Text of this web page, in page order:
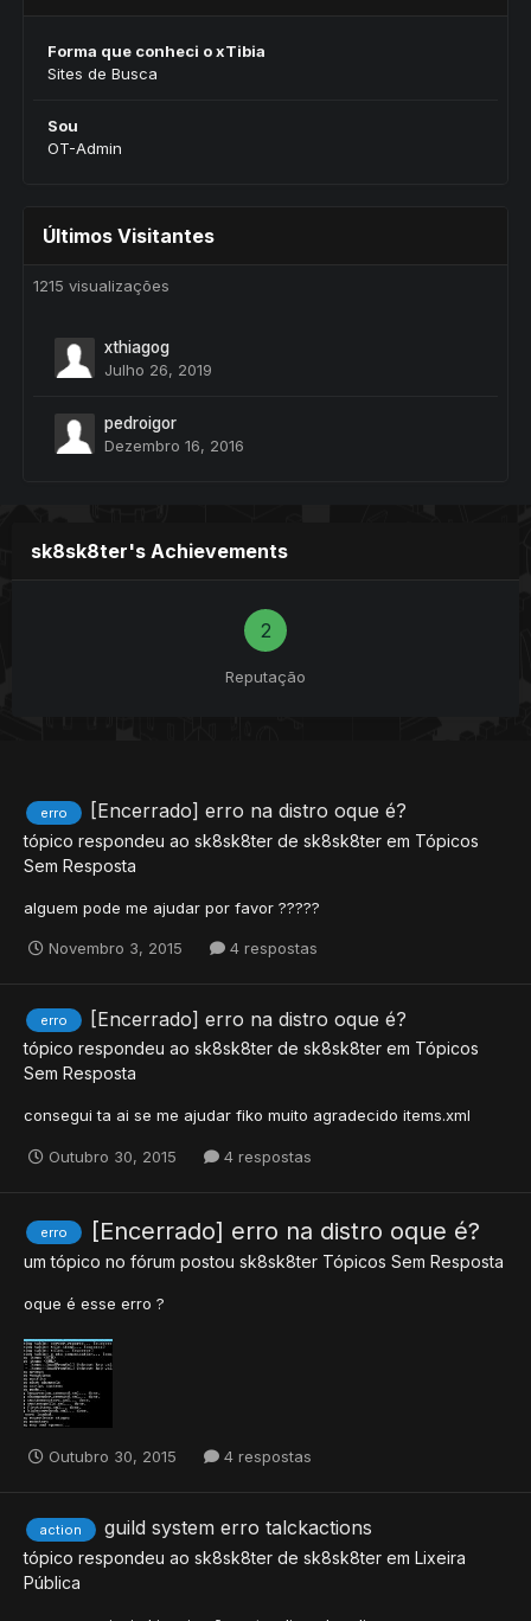
Forma que conheci o xTibia
Sites de Busca
Sou
OT-Admin
Últimos Visitantes
1215 visualizações
xthiagog
Julho 26, 2019
pedroigor
Dezembro 16, 2016
sk8sk8ter's Achievements
2
Reputação
erro [Encerrado] erro na distro oque é?
tópico respondeu ao sk8sk8ter de sk8sk8ter em Tópicos
Sem Resposta
alguem pode me ajudar por favor ?????
Novembro 3, 2015 4 respostas
erro [Encerrado] erro na distro oque é?
tópico respondeu ao sk8sk8ter de sk8sk8ter em Tópicos
Sem Resposta
consegui ta ai se me ajudar fiko muito agradecido items.xml
Outubro 30, 2015 4 respostas
erro [Encerrado] erro na distro oque é?
um tópico no fórum postou sk8sk8ter Tópicos Sem Resposta
oque é esse erro ?
Outubro 30, 2015 4 respostas
action guild system erro talckactions
tópico respondeu ao sk8sk8ter de sk8sk8ter em Lixeira
Pública